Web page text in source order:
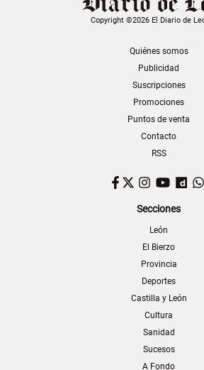
Copyright ©2026 El Diario de
Quiénes somos
Publicidad
Suscripciones
Promociones
Puntos de venta
Contacto
RSS
Facebook
TwitterInstagram
Secciones
León
El Bierzo
Provincia
Deportes
Castilla y León
Cultura
Sanidad
Sucesos
A Fondo